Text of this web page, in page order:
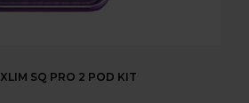
SQ PRO 2 POD KIT